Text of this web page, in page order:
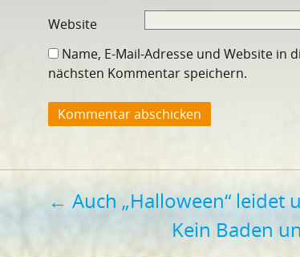
Website
Name, E-Mail-Adresse und Website in
nächsten Kommentar speichern.
Beitragsnavigation
← Auch „Halloween“ leidet
Kein Baden